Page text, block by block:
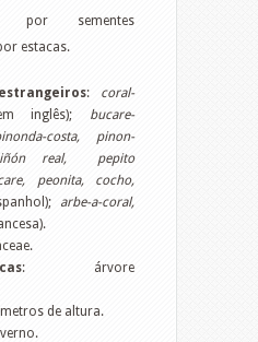
por sementes
estacas.
: coral-
inglês); bucare-
costa, pinon-
real, pepito
peonita, cocho,
arbe-a-coral,
: árvore
de altura.